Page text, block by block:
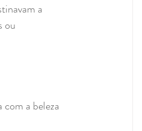
a
ou
a beleza